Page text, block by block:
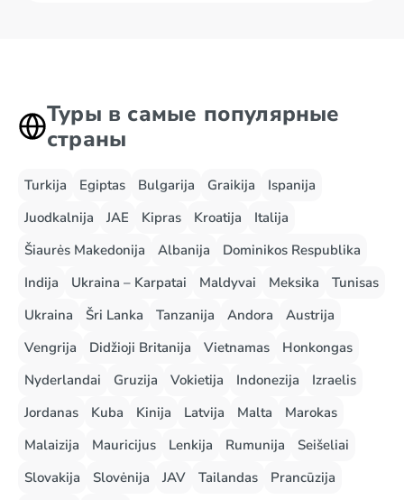
Туры в самые популярные
страны
Turkija Egiptas Bulgarija Graikija
Ispanija
Juodkalnija
JAE Kipras Kroatija
Italija
Šiaurės Makedonija
Albanija
Dominikos Respublika
Indija
Ukraina – Karpatai Maldyvai Meksika
Tunisas
Ukraina
Šri Lanka Tanzanija Andora
Austrija
Vengrija
Didžioji Britanija Vietnamas
Honkongas
Nyderlandai
Gruzija Vokietija Indonezija
Izraelis
Jordanas
Kuba Kinija Latvija Malta
Marokas
Malaizija
Mauricijus Lenkija Rumunija
Seišeliai
Slovakija
Slovėnija JAV Tailandas
Prancūzija